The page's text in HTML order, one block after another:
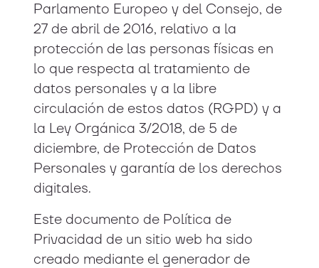
Parlamento Europeo y del Consejo, de
27 de abril de 2016, relativo a la
protección de las personas físicas en
lo que respecta al tratamiento de
datos personales y a la libre
circulación de estos datos (RGPD) y a
la Ley Orgánica 3/2018, de 5 de
diciembre, de Protección de Datos
Personales y garantía de los derechos
digitales.
Este documento de Política de
Privacidad de un sitio web ha sido
creado mediante el generador de